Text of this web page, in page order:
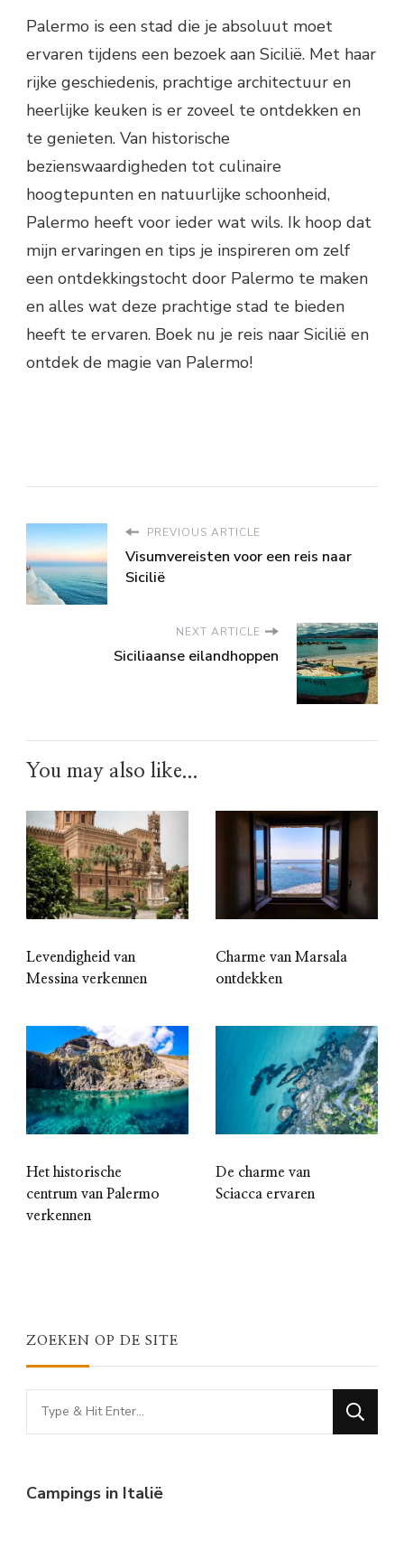
Palermo is een stad die je absoluut moet
ervaren tijdens een bezoek aan Sicilië. Met haar
rijke geschiedenis, prachtige architectuur en
heerlijke keuken is er zoveel te ontdekken en
te genieten. Van historische
bezienswaardigheden tot culinaire
hoogtepunten en natuurlijke schoonheid,
Palermo heeft voor ieder wat wils. Ik hoop dat
mijn ervaringen en tips je inspireren om zelf
een ontdekkingstocht door Palermo te maken
en alles wat deze prachtige stad te bieden
heeft te ervaren. Boek nu je reis naar Sicilië en
ontdek de magie van Palermo!
PREVIOUS ARTICLE
Visumvereisten voor een reis naar
Sicilië
NEXT ARTICLE
Siciliaanse eilandhoppen
You may also like...
Levendigheid van
Messina verkennen
Charme van Marsala
ontdekken
Het historische
centrum van Palermo
verkennen
De charme van
Sciacca ervaren
ZOEKEN OP DE SITE
Looking
for
Campings in Italië